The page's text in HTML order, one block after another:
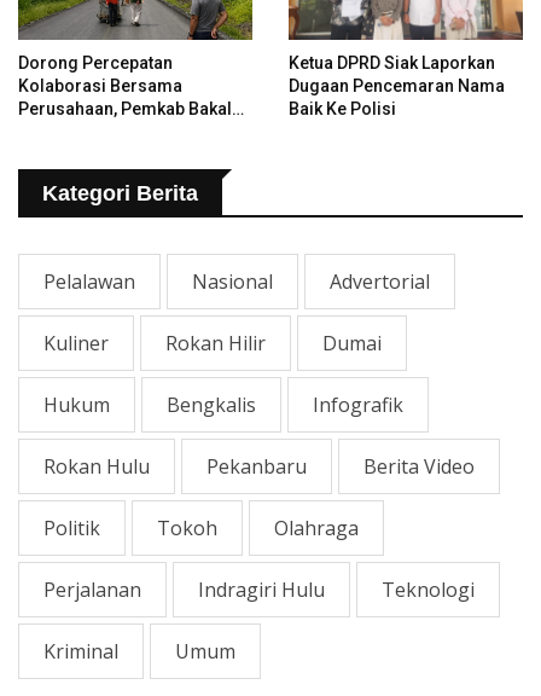
Dorong Percepatan
Kolaborasi Bersama
Perusahaan, Pemkab Bakal
Ketua DPRD Siak Laporkan
Dugaan Pencemaran Nama
Baik Ke Polisi
Kategori Berita
Pelalawan Nasional Advertorial
Kuliner Rokan Hilir Dumai
Hukum Bengkalis Infografik
Rokan Hulu Pekanbaru Berita Video
Politik Tokoh Olahraga
Perjalanan Indragiri Hulu Teknologi
Kriminal Umum